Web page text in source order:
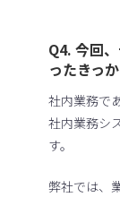
Q4. 今回
ったきっ
社内業務で
社内業務シ
す。
弊社では、